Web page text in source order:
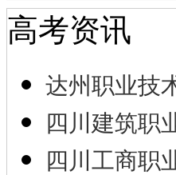
高考资讯
达州职业技
四川建筑职
四川工商职